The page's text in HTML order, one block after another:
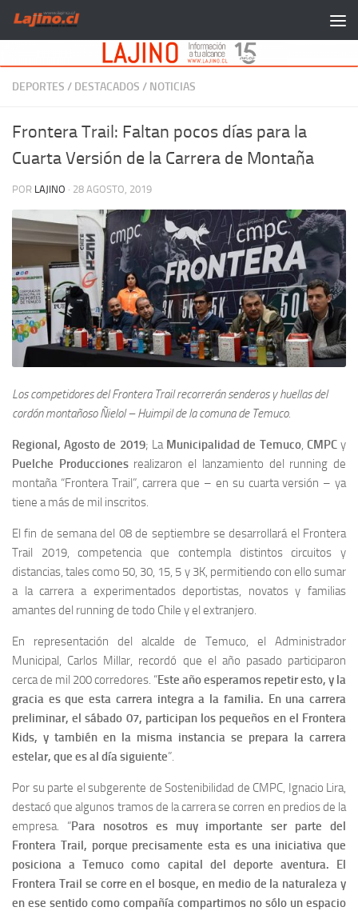
Saltar al contenido
DEPORTES / DESTACADOS / NOTICIAS
Frontera Trail: Faltan pocos días para la
Cuarta Versión de la Carrera de Montaña
POR LAJINO · 28 AGOSTO, 2019
Los competidores del Frontera Trail recorrerán senderos y huellas del
cordón montañoso Ñielol – Huimpil de la comuna de Temuco.
Regional, Agosto de 2019; La Municipalidad de Temuco, CMPCy
Puelche Produccionesrealizaron el lanzamiento del running de
montaña “Frontera Trail”, carrera que – en su cuarta versión – ya
tiene a más de mil inscritos.
El fin de semana del 08 de septiembre se desarrollará el Frontera
Trail 2019, competencia que contempla distintos circuitos y
distancias, tales como 50, 30, 15, 5 y 3K, permitiendo con ello sumar
a la carrera a experimentados deportistas, novatos y familias
amantes del running de todo Chile y el extranjero.
En representación del alcalde de Temuco, el Administrador
Municipal, Carlos Millar, recordó que el año pasado participaron
cerca de mil 200 corredores. “Este año esperamos repetir esto, y la
gracia es que esta carrera integra a la familia. En una carrera
preliminar, el sábado 07, participan los pequeños en el Frontera
Kids, y también en la misma instancia se prepara la carrera
estelar, que es al día siguiente”.
Por su parte el subgerente de Sostenibilidad de CMPC, Ignacio Lira,
destacó que algunos tramos de la carrera se corren en predios de la
empresa. “Para nosotros es muy importante ser parte del
Frontera Trail, porque precisamente esta es una iniciativa que
posiciona a Temuco como capital del deporte aventura. El
Frontera Trail se corre en el bosque, en medio de la naturaleza y
en ese sentido como compañía compartimos no sólo un espacio